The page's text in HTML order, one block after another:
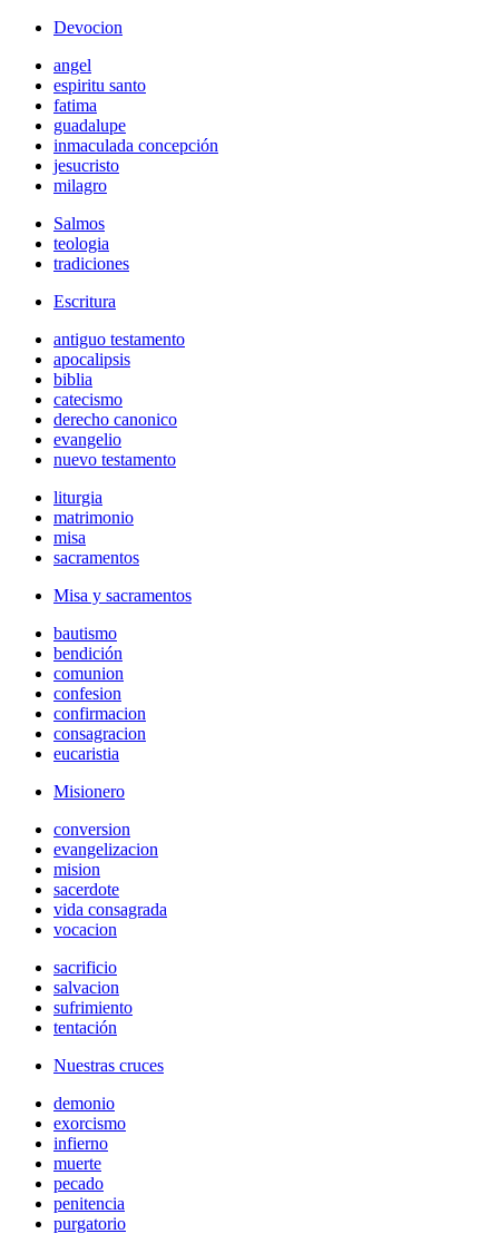
Devocion
angel
espiritu santo
fatima
guadalupe
inmaculada concepción
jesucristo
milagro
Salmos
teologia
tradiciones
Escritura
antiguo testamento
apocalipsis
biblia
catecismo
derecho canonico
evangelio
nuevo testamento
liturgia
matrimonio
misa
sacramentos
Misa y sacramentos
bautismo
bendición
comunion
confesion
confirmacion
consagracion
eucaristia
Misionero
conversion
evangelizacion
mision
sacerdote
vida consagrada
vocacion
sacrificio
salvacion
sufrimiento
tentación
Nuestras cruces
demonio
exorcismo
infierno
muerte
pecado
penitencia
purgatorio